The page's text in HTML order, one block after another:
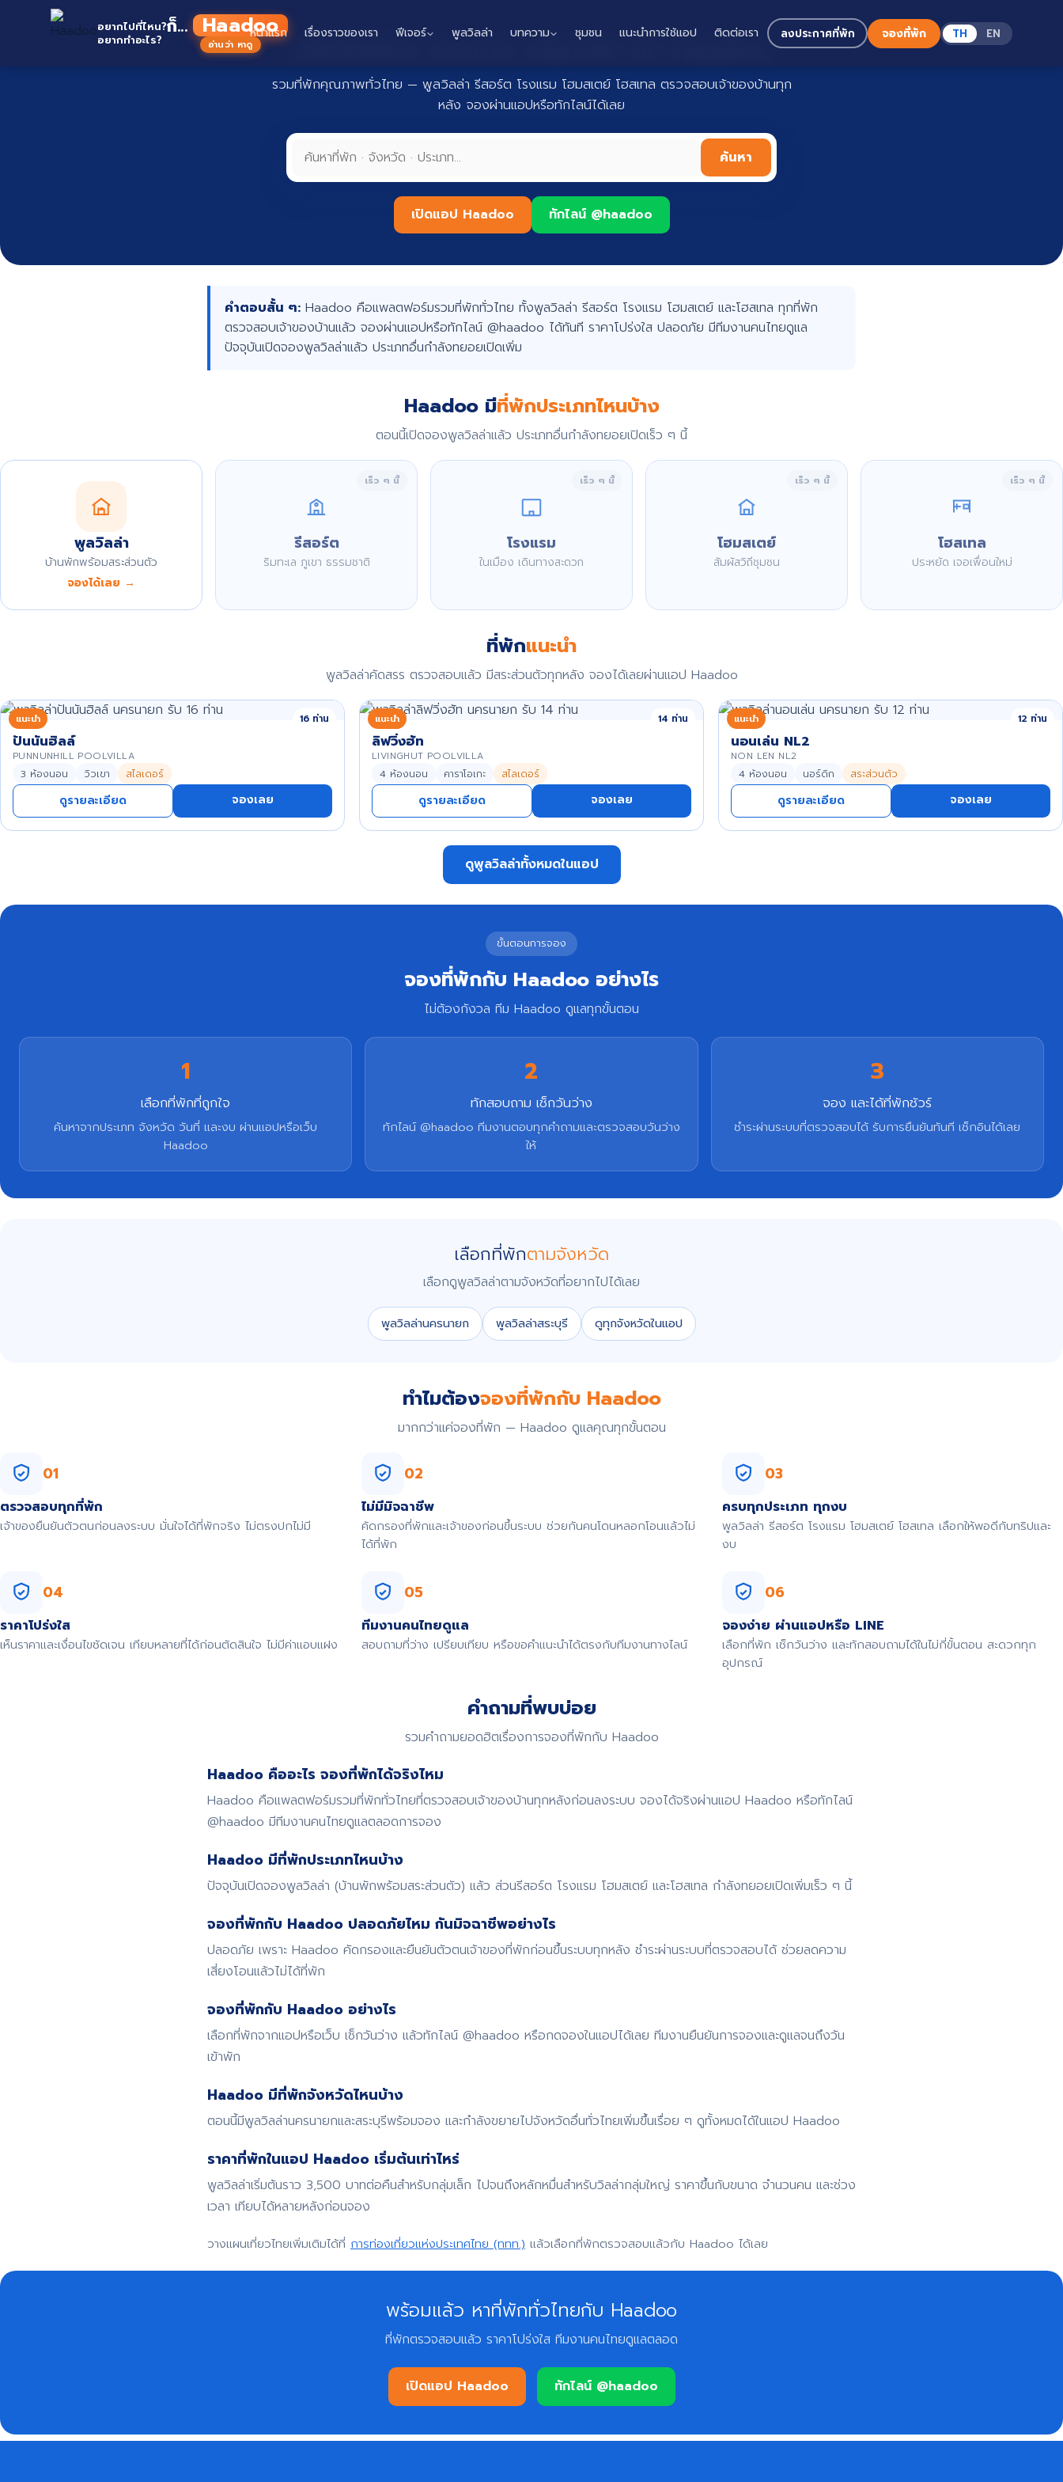
อยากไปที่ไหน?
อยากทำอะไร?
ก็... Haadoo
อ่านว่า หาดู
หน้าแรก เรื่องราวของเรา ฟีเจอร์ พูลวิลล่า บทความ ชุมชน แนะนำการใช้แอป ติดต่อเรา ลงประกาศที่พัก จองที่พัก TH EN
ที่พักทั่วไทย จองง่าย ปลอดภัย กับ Haadoo
รวมที่พักคุณภาพทั่วไทย — พูลวิลล่า รีสอร์ต โรงแรม โฮมสเตย์ โฮสเทล ตรวจสอบเจ้าของบ้านทุก
หลัง จองผ่านแอปหรือทักไลน์ได้เลย
ค้นหา
เปิดแอป Haadoo ทักไลน์ @haadoo
คำตอบสั้น ๆ: Haadoo คือแพลตฟอร์มรวมที่พักทั่วไทย ทั้งพูลวิลล่า รีสอร์ต โรงแรม โฮมสเตย์ และโฮสเทล ทุกที่พัก
ตรวจสอบเจ้าของบ้านแล้ว จองผ่านแอปหรือทักไลน์ @haadoo ได้ทันที ราคาโปร่งใส ปลอดภัย มีทีมงานคนไทยดูแล
ปัจจุบันเปิดจองพูลวิลล่าแล้ว ประเภทอื่นกำลังทยอยเปิดเพิ่ม
Haadoo มีที่พักประเภทไหนบ้าง
ตอนนี้เปิดจองพูลวิลล่าแล้ว ประเภทอื่นกำลังทยอยเปิดเร็ว ๆ นี้
พูลวิลล่า
บ้านพักพร้อมสระส่วนตัว
จองได้เลย →
เร็ว ๆ นี้
รีสอร์ต
ริมทะเล ภูเขา ธรรมชาติ
เร็ว ๆ นี้
โรงแรม
ในเมือง เดินทางสะดวก
เร็ว ๆ นี้
โฮมสเตย์
สัมผัสวิถีชุมชน
เร็ว ๆ นี้
โฮสเทล
ประหยัด เจอเพื่อนใหม่
ที่พักแนะนำ
พูลวิลล่าคัดสรร ตรวจสอบแล้ว มีสระส่วนตัวทุกหลัง จองได้เลยผ่านแอป Haadoo
แนะนำ 16 ท่าน
ปันนันฮิลล์
PUNNUNHILL POOLVILLA
3 ห้องนอน วิวเขา สไลเดอร์
ดูรายละเอียด จองเลย
แนะนำ 14 ท่าน
ลิฟวิ่งฮัท
LIVINGHUT POOLVILLA
4 ห้องนอน คาราโอเกะ สไลเดอร์
ดูรายละเอียด จองเลย
แนะนำ 12 ท่าน
นอนเล่น NL2
NON LEN NL2
4 ห้องนอน นอร์ดิก สระส่วนตัว
ดูรายละเอียด จองเลย
ดูพูลวิลล่าทั้งหมดในแอป
ขั้นตอนการจอง
จองที่พักกับ Haadoo อย่างไร
ไม่ต้องกังวล ทีม Haadoo ดูแลทุกขั้นตอน
1
เลือกที่พักที่ถูกใจ
ค้นหาจากประเภท จังหวัด วันที่ และงบ ผ่านแอปหรือเว็บ
Haadoo
2
ทักสอบถาม เช็กวันว่าง
ทักไลน์ @haadoo ทีมงานตอบทุกคำถามและตรวจสอบวันว่าง
ให้
3
จอง และได้ที่พักชัวร์
ชำระผ่านระบบที่ตรวจสอบได้ รับการยืนยันทันที เช็กอินได้เลย
เลือกที่พักตามจังหวัด
เลือกดูพูลวิลล่าตามจังหวัดที่อยากไปได้เลย
พูลวิลล่านครนายก พูลวิลล่าสระบุรี ดูทุกจังหวัดในแอป
ทำไมต้องจองที่พักกับ Haadoo
มากกว่าแค่จองที่พัก — Haadoo ดูแลคุณทุกขั้นตอน
01
ตรวจสอบทุกที่พัก
เจ้าของยืนยันตัวตนก่อนลงระบบ มั่นใจได้ที่พักจริง ไม่ตรงปกไม่มี
02
ไม่มีมิจฉาชีพ
คัดกรองที่พักและเจ้าของก่อนขึ้นระบบ ช่วยกันคนโดนหลอกโอนแล้วไม่
ได้ที่พัก
03
ครบทุกประเภท ทุกงบ
พูลวิลล่า รีสอร์ต โรงแรม โฮมสเตย์ โฮสเทล เลือกให้พอดีกับทริปและ
งบ
04
ราคาโปร่งใส
เห็นราคาและเงื่อนไขชัดเจน เทียบหลายที่ได้ก่อนตัดสินใจ ไม่มีค่าแอบแฝง
05
ทีมงานคนไทยดูแล
สอบถามที่ว่าง เปรียบเทียบ หรือขอคำแนะนำได้ตรงกับทีมงานทางไลน์
06
จองง่าย ผ่านแอปหรือ LINE
เลือกที่พัก เช็กวันว่าง และทักสอบถามได้ในไม่กี่ขั้นตอน สะดวกทุก
อุปกรณ์
คำถามที่พบบ่อย
รวมคำถามยอดฮิตเรื่องการจองที่พักกับ Haadoo
Haadoo คืออะไร จองที่พักได้จริงไหม
Haadoo คือแพลตฟอร์มรวมที่พักทั่วไทยที่ตรวจสอบเจ้าของบ้านทุกหลังก่อนลงระบบ จองได้จริงผ่านแอป Haadoo หรือทักไลน์
@haadoo มีทีมงานคนไทยดูแลตลอดการจอง
Haadoo มีที่พักประเภทไหนบ้าง
ปัจจุบันเปิดจองพูลวิลล่า (บ้านพักพร้อมสระส่วนตัว) แล้ว ส่วนรีสอร์ต โรงแรม โฮมสเตย์ และโฮสเทล กำลังทยอยเปิดเพิ่มเร็ว ๆ นี้
จองที่พักกับ Haadoo ปลอดภัยไหม กันมิจฉาชีพอย่างไร
ปลอดภัย เพราะ Haadoo คัดกรองและยืนยันตัวตนเจ้าของที่พักก่อนขึ้นระบบทุกหลัง ชำระผ่านระบบที่ตรวจสอบได้ ช่วยลดความ
เสี่ยงโอนแล้วไม่ได้ที่พัก
จองที่พักกับ Haadoo อย่างไร
เลือกที่พักจากแอปหรือเว็บ เช็กวันว่าง แล้วทักไลน์ @haadoo หรือกดจองในแอปได้เลย ทีมงานยืนยันการจองและดูแลจนถึงวัน
เข้าพัก
Haadoo มีที่พักจังหวัดไหนบ้าง
ตอนนี้มีพูลวิลล่านครนายกและสระบุรีพร้อมจอง และกำลังขยายไปจังหวัดอื่นทั่วไทยเพิ่มขึ้นเรื่อย ๆ ดูทั้งหมดได้ในแอป Haadoo
ราคาที่พักในแอป Haadoo เริ่มต้นเท่าไหร่
พูลวิลล่าเริ่มต้นราว 3,500 บาทต่อคืนสำหรับกลุ่มเล็ก ไปจนถึงหลักหมื่นสำหรับวิลล่ากลุ่มใหญ่ ราคาขึ้นกับขนาด จำนวนคน และช่วง
เวลา เทียบได้หลายหลังก่อนจอง
วางแผนเที่ยวไทยเพิ่มเติมได้ที่ การท่องเที่ยวแห่งประเทศไทย (ททท.) แล้วเลือกที่พักตรวจสอบแล้วกับ Haadoo ได้เลย
พร้อมแล้ว หาที่พักทั่วไทยกับ Haadoo
ที่พักตรวจสอบแล้ว ราคาโปร่งใส ทีมงานคนไทยดูแลตลอด
เปิดแอป Haadoo ทักไลน์ @haadoo